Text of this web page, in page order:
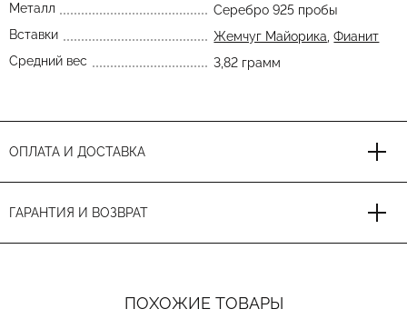
Металл
Серебро 925 пробы
Вставки
Жемчуг Майорика ,Фианит
Средний вес
3,82 грамм
ОПЛАТА И ДОСТАВКА
ГАРАНТИЯ И ВОЗВРАТ
ПОХОЖИЕ ТОВАРЫ